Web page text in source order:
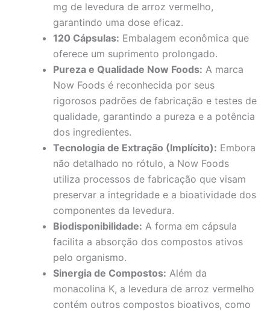
mg de levedura de arroz vermelho,
garantindo uma dose eficaz.
120 Cápsulas: Embalagem econômica que
oferece um suprimento prolongado.
Pureza e Qualidade Now Foods: A marca
Now Foods é reconhecida por seus
rigorosos padrões de fabricação e testes de
qualidade, garantindo a pureza e a potência
dos ingredientes.
Tecnologia de Extração (Implícito): Embora
não detalhado no rótulo, a Now Foods
utiliza processos de fabricação que visam
preservar a integridade e a bioatividade dos
componentes da levedura.
Biodisponibilidade: A forma em cápsula
facilita a absorção dos compostos ativos
pelo organismo.
Sinergia de Compostos: Além da
monacolina K, a levedura de arroz vermelho
contém outros compostos bioativos, como